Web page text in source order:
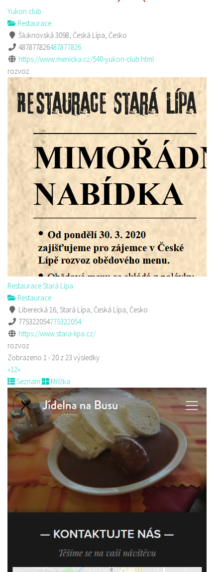
Yukon club
Restaurace
Šluknovská 3098, Česká Lípa, Česko
487877826487877826
https://www.menicka.cz/540-yukon-club.html
rozvoz
Restaurace Stará Lípa
Restaurace
Liberecká 16, Stará Lípa, Česká Lípa, Česko
775322054775322054
https://www.stara-lipa.cz/
rozvoz
Zobrazeno 1 - 20 z 23 výsledky
«12»
Seznam
Mřížka